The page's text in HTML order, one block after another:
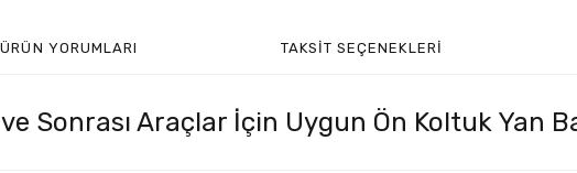
ÜRÜN YORUMLARI TAKSIT SEÇENEKLERI
Sonrası Araçlar İçin Uygun Ön Koltuk Yan